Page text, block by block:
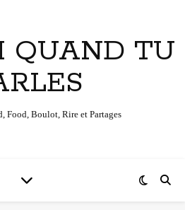
QUAND TU
Boulot, Rire et Partages